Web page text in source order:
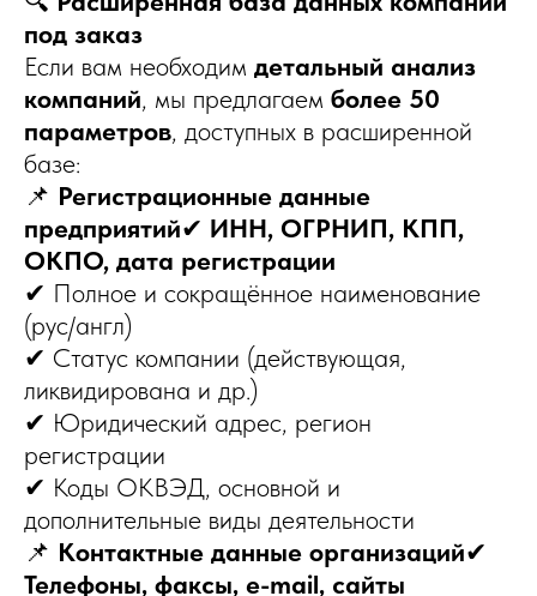
под заказ
Если вам необходим детальный анализ
компаний, мы предлагаем более 50
параметров, доступных в расширенной
базе:
📌 Регистрационные данные
предприятий✔ ИНН, ОГРНИП, КПП,
ОКПО, дата регистрации
✔ Полное и сокращённое наименование
(рус/англ)
✔ Статус компании (действующая,
ликвидирована и др.)
✔ Юридический адрес, регион
регистрации
✔ Коды ОКВЭД, основной и
дополнительные виды деятельности
📌 Контактные данные организаций✔
Телефоны, факсы, e-mail, сайты